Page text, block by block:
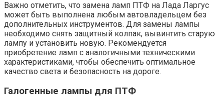
Важно отметить, что замена ламп ПТФ на Лада Ларгус
может быть выполнена любым автовладельцем без
дополнительных инструментов. Для замены лампы
необходимо снять защитный колпак, вывинтить старую
лампу и установить новую. Рекомендуется
приобретение ламп с аналогичными техническими
характеристиками, чтобы обеспечить оптимальное
качество света и безопасность на дороге.
Галогенные лампы для ПТФ